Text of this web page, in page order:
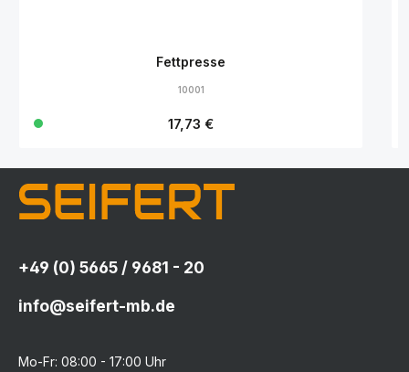
Fettpresse
10001
Regulärer Preis:
17,73 €
+49 (0) 5665 / 9681 - 20
info@seifert-mb.de
Mo-Fr: 08:00 - 17:00 Uhr